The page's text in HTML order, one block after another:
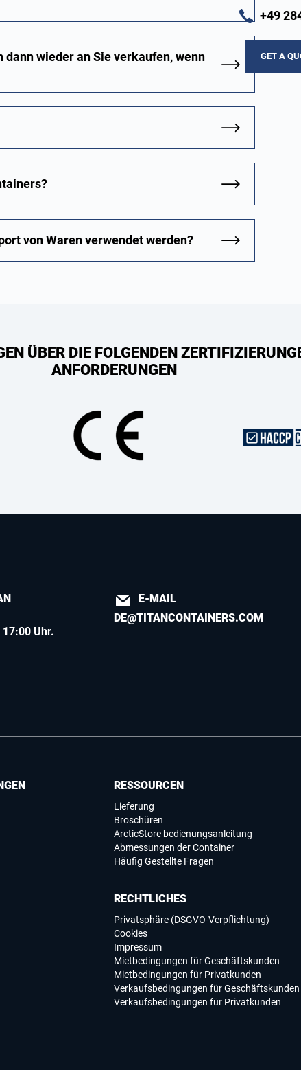
wieder an Sie verkaufen, wenn
von Waren verwendet werden?
+49
GET A
ÜBER DIE FOLGENDEN
ANFORDERUNGEN
Uhr.
E-MAIL
DE@TITANCONTAINERS.COM
RESSOURCEN
Lieferung
Broschüren
ArcticStore bedienungsanleitung
Abmessungen der Container
Häufig Gestellte Fragen
RECHTLICHES
Privatsphäre (DSGVO-Verpflichtung)
Cookies
Impressum
Mietbedingungen für Geschäftskunden
Mietbedingungen für Privatkunden
Verkaufsbedingungen für Geschäftskunden
Verkaufsbedingungen für Privatkunden